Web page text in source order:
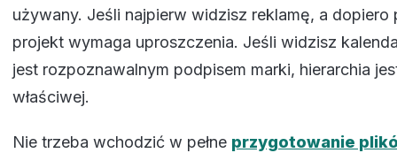
używany. Jeśli najpierw widzisz reklamę, a dopiero
projekt wymaga uproszczenia. Jeśli widzisz
jest rozpoznawalnym podpisem marki, hierarchia
właściwej.
Nie trzeba wchodzić w pełne przygotowanie